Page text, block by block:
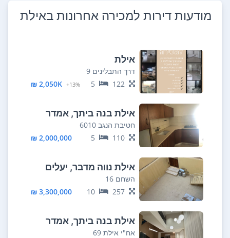
מודעות דירות למכירה אחרונות באילת
אילת
דרך התבלינים 9
122
5
13%+
2,050K ₪
אילת בנה ביתך, אמדר
חטיבת הנגב 6010
110
5
2,000,000 ₪
אילת נווה מדבר, יעלים
השחם 16
257
10
3,300,000 ₪
אילת בנה ביתך, אמדר
אח"י אילת 69